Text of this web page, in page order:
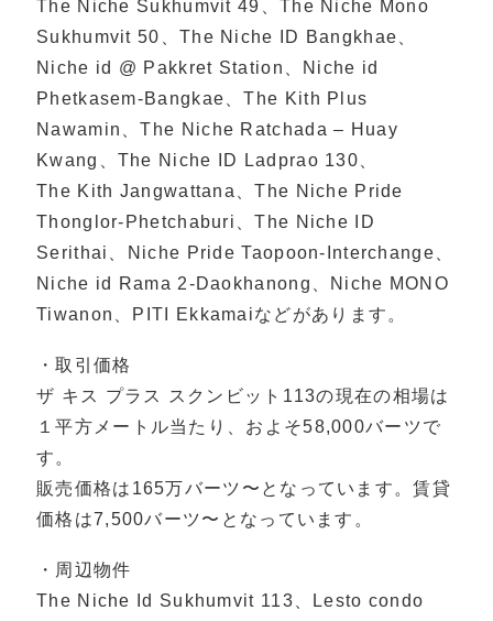
The Niche Sukhumvit 49、The Niche Mono
Sukhumvit 50、The Niche ID Bangkhae、
Niche id @ Pakkret Station、Niche id
Phetkasem-Bangkae、The Kith Plus
Nawamin、The Niche Ratchada – Huay
Kwang、The Niche ID Ladprao 130、
The Kith Jangwattana、The Niche Pride
Thonglor-Phetchaburi、The Niche ID
Serithai、Niche Pride Taopoon-Interchange、
Niche id Rama 2-Daokhanong、Niche MONO
Tiwanon、PITI Ekkamaiなどがあります。
・取引価格
ザ キス プラス スクンビット113の現在の相場は
１平方メートル当たり、およそ58,000バーツで
す。
販売価格は165万バーツ〜となっています。賃貸
価格は7,500バーツ〜となっています。
・周辺物件
The Niche Id Sukhumvit 113、Lesto condo